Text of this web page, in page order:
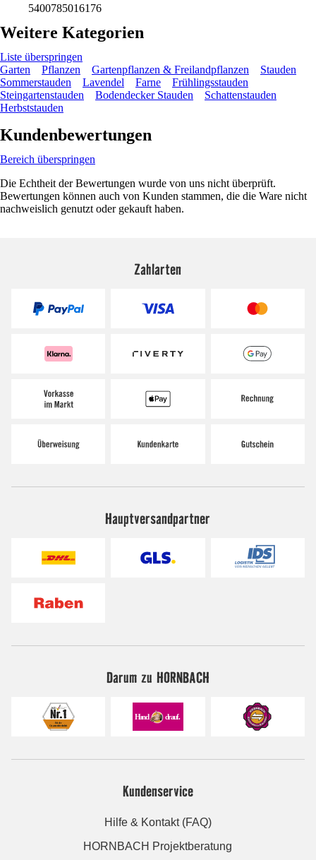
5400785016176
Weitere Kategorien
Liste überspringen
Garten
Pflanzen Gartenpflanzen & Freilandpflanzen
Stauden
Sommerstauden
Lavendel Farne
Frühlingsstauden
Steingartenstauden
Bodendecker Stauden
Schattenstauden
Herbststauden
Kundenbewertungen
Bereich überspringen
Die Echtheit der Bewertungen wurde von uns nicht überprüft.
Bewertungen können auch von Kunden stammen, die die Ware nicht
nachweislich genutzt oder gekauft haben.
Zahlarten
Hauptversandpartner
Darum zu HORNBACH
Kundenservice
Hilfe & Kontakt (FAQ)
HORNBACH Projektberatung